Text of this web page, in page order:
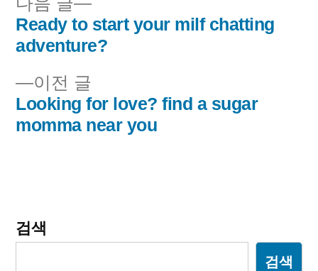
글
비
게
이전 글
전
글:
Looking for love? find a sugar
momma near you
음
글:
Ready to start your milf chatting
adventure?
검색
검색